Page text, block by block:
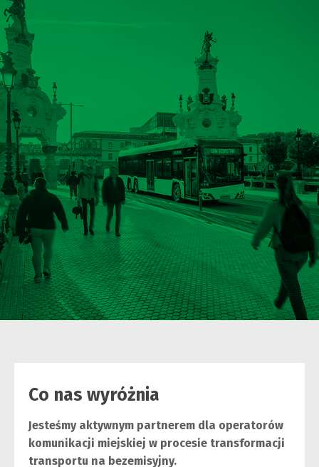
Co nas wyróżnia
Jesteśmy aktywnym partnerem dla operatorów
komunikacji miejskiej w procesie transformacji
transportu na bezemisyjny.